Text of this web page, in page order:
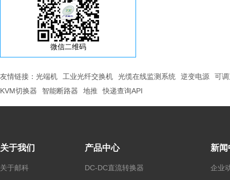
微信二维码
友情链接： 光端机 工业光纤交换机 光缆在线监测系统 逆变电源
可
KVM切换器
智能断路器 地推 快递查询API
关于我们
关于邮科
产品中心
DC-DC直流转换器
新
企业